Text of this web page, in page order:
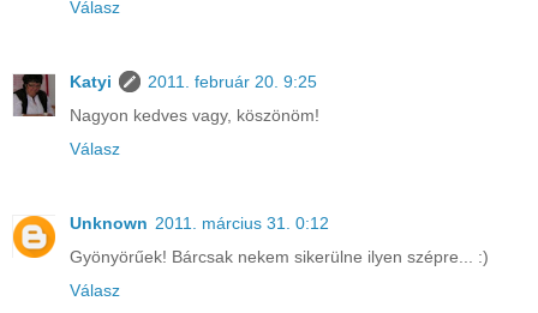
Válasz
Katyi
2011. február 20. 9:25
Nagyon kedves vagy, köszönöm!
Válasz
Unknown 2011. március 31. 0:12
Gyönyörűek! Bárcsak nekem sikerülne ilyen szépre... :)
Válasz